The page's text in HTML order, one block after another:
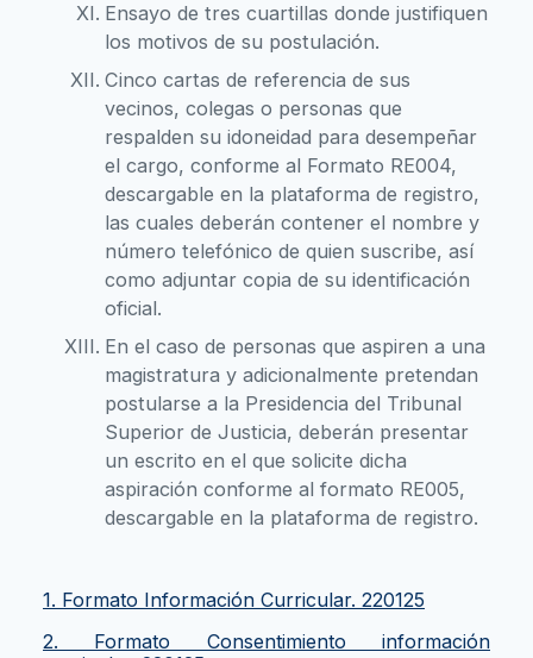
Ensayo de tres cuartillas donde justifiquen
los motivos de su postulación.
Cinco cartas de referencia de sus
vecinos, colegas o personas que
respalden su idoneidad para desempeñar
el cargo, conforme al Formato RE004,
descargable en la plataforma de registro,
las cuales deberán contener el nombre y
número telefónico de quien suscribe, así
como adjuntar copia de su identificación
oficial.
En el caso de personas que aspiren a una
magistratura y adicionalmente pretendan
postularse a la Presidencia del Tribunal
Superior de Justicia, deberán presentar
un escrito en el que solicite dicha
aspiración conforme al formato RE005,
descargable en la plataforma de registro.
1. Formato Información Curricular. 220125
2. Formato Consentimiento información